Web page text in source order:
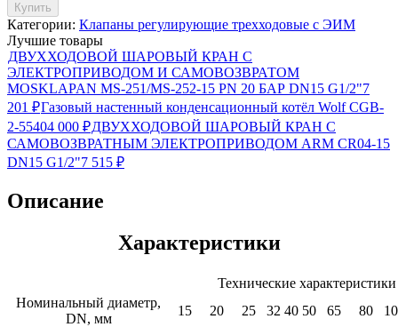
Купить
Категории: Клапаны регулирующие трехходовые с ЭИМ
Лучшие товары
ДВУХХОДОВОЙ ШАРОВЫЙ КРАН С
ЭЛЕКТРОПРИВОДОМ И САМОВОЗВРАТОМ
MOSKLAPAN MS-251/MS-252-15 PN 20 БАР DN15 G1/2"7
201 ₽Газовый настенный конденсационный котёл Wolf CGB-
2-55404 000 ₽ДВУХХОДОВОЙ ШАРОВЫЙ КРАН С
САМОВОЗВРАТНЫМ ЭЛЕКТРОПРИВОДОМ ARM CR04-15
DN15 G1/2"7 515 ₽
Описание
Характеристики
Технические характеристики
Номинальный диаметр,
DN, мм
15 20 25 32 40 50 65 80